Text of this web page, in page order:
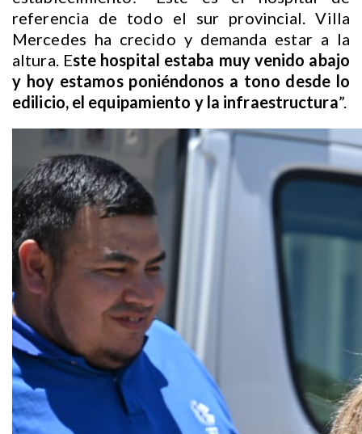
referencia de todo el sur provincial. Villa
Mercedes ha crecido y demanda estar a la
altura. Este hospital estaba muy venido abajo
y hoy estamos poniéndonos a tono desde lo
edilicio, el equipamiento y la infraestructura”.